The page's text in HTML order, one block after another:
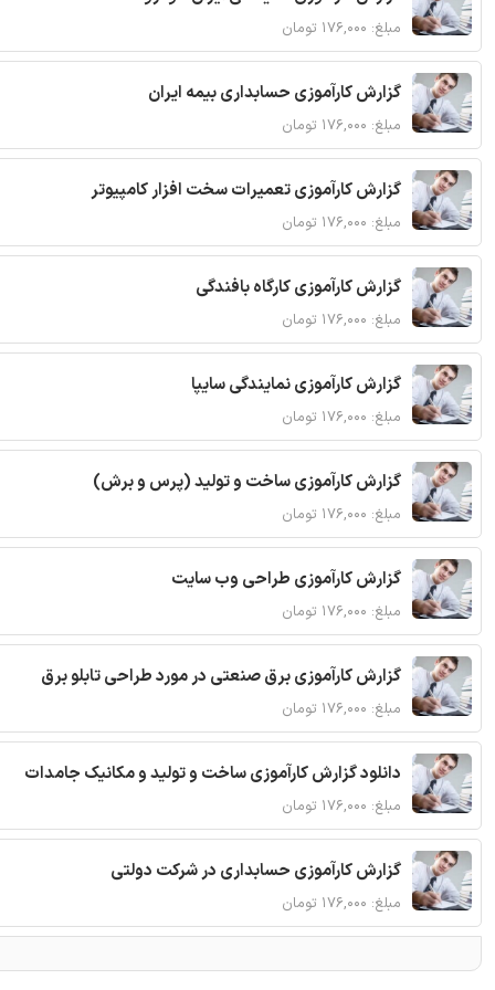
مبلغ: ۱۷۶,۰۰۰ تومان
گزارش کارآموزی حسابداری بیمه ایران
مبلغ: ۱۷۶,۰۰۰ تومان
گزارش کارآموزی تعمیرات سخت افزار کامپیوتر
مبلغ: ۱۷۶,۰۰۰ تومان
گزارش کارآموزی کارگاه بافندگی
مبلغ: ۱۷۶,۰۰۰ تومان
گزارش کارآموزی نمایندگی سایپا
مبلغ: ۱۷۶,۰۰۰ تومان
گزارش کارآموزی ساخت و تولید (پرس و برش)
مبلغ: ۱۷۶,۰۰۰ تومان
گزارش کارآموزی طراحی وب سایت
مبلغ: ۱۷۶,۰۰۰ تومان
گزارش کارآموزی برق صنعتی در مورد طراحی تابلو برق
مبلغ: ۱۷۶,۰۰۰ تومان
دانلود گزارش کارآموزی ساخت و تولید و مکانیک جامدات
مبلغ: ۱۷۶,۰۰۰ تومان
گزارش کارآموزی حسابداری در شرکت دولتی
مبلغ: ۱۷۶,۰۰۰ تومان